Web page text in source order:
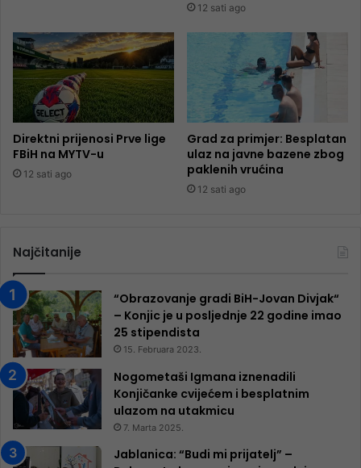
12 sati ago
Direktni prijenosi Prve lige
FBiH na MYTV-u
12 sati ago
Grad za primjer: Besplatan
ulaz na javne bazene zbog
paklenih vrućina
12 sati ago
Najčitanije
“Obrazovanje gradi BiH-Jovan Divjak“
– Konjic je u posljednje 22 godine imao
25 ​​stipendista
15. Februara 2023.
Nogometaši Igmana iznenadili
Konjičanke cvijećem i besplatnim
ulazom na utakmicu
7. Marta 2025.
Jablanica: “Budi mi prijatelj” –